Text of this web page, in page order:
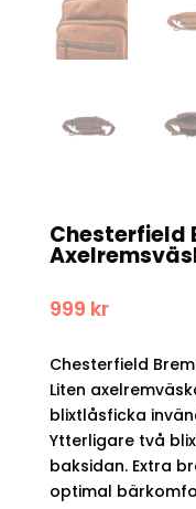
Chesterfield
999 kr
Chesterfield
Liten
blixtlåsficka
Ytterligare två
baksidan. Extra
optimal